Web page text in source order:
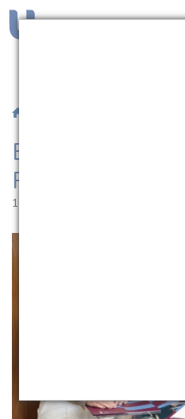
Bachettini é
Reitoria da UCPel
16.12.2025 | 15:10